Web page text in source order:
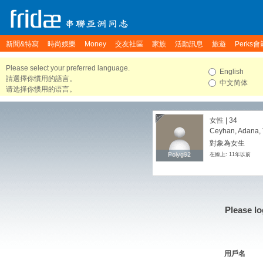
新聞&特寫 時尚娛樂 Money 交友社區 家族 活動訊息 旅遊 Perks會
Please select your preferred language.
請選擇你慣用的語言。
请选择你惯用的语言。
English
中文简体
Polyg92
Polyg92
女性 | 34
Ceyhan, Adana,
對象為女生
在線上: 11年以前
Please
用戶名